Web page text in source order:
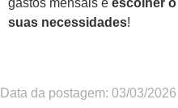
gastos mensais e escolher
suas necessidades!
Data da postagem: 03/03/2026